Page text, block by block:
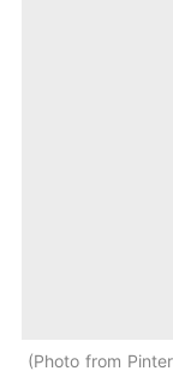
Photo from